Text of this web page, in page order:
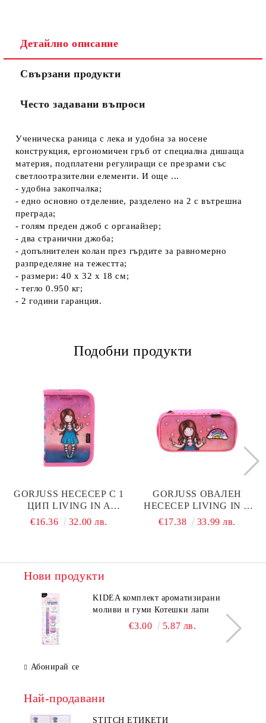
Детайлно описание
Свързани продукти
Често задавани въпроси
Ученическа раница с лека и удобна за носене
конструкция, ергономичен гръб от специална дишаща
материя, подплатени регулиращи се презрами със
светлоотразителни елементи. И още ...
- удобна закопчалка;
- едно основно отделение, разделено на 2 с вътрешна
преграда;
- голям преден джоб с органайзер;
- два странични джоба;
- допълнителен колан през гърдите за равномерно
разпределяне на тежестта;
- размери: 40 х 32 х 18 см;
- тегло 0.950 кг;
- 2 години гаранция.
Подобни продукти
GORJUSS НЕСЕСЕР С 1
ЦИП LIVING IN A
BUBBLE
€16.36 32.00 лв.
GORJUSS ОВАЛЕН
НЕСЕСЕР LIVING IN A
BUBBLE
€17.38 33.99 лв.
Нови продукти
KIDEA комплект ароматизирани
моливи и гуми Котешки лапи
€3.00 5.87 лв.
Абонирай се
Най-продавани
STITCH ЕТИКЕТИ